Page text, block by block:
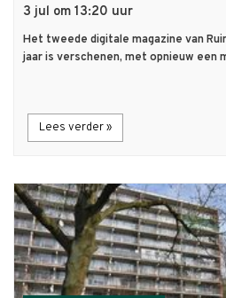
3 jul om 13:20 uur
Het tweede digitale magazine van
jaar is verschenen, met opnieuw een
Lees verder »